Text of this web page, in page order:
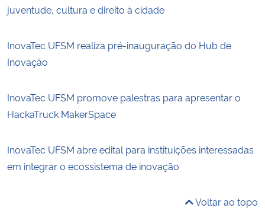
juventude, cultura e direito à cidade
InovaTec UFSM realiza pré-inauguração do Hub de
Inovação
InovaTec UFSM promove palestras para apresentar o
HackaTruck MakerSpace
InovaTec UFSM abre edital para instituições interessadas
em integrar o ecossistema de inovação
Voltar ao topo